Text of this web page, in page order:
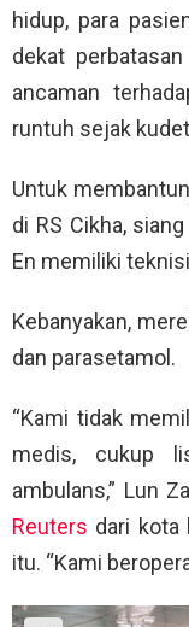
hidup, para
dekat perbatasan
ancaman
runtuh sejak
Untuk
di RS Cikha,
En memiliki
Kebanyakan,
dan parasetamol.
“Kami tidak
medis, cukup
ambulans,” Lun
Reuters dari kota
itu. “Kami